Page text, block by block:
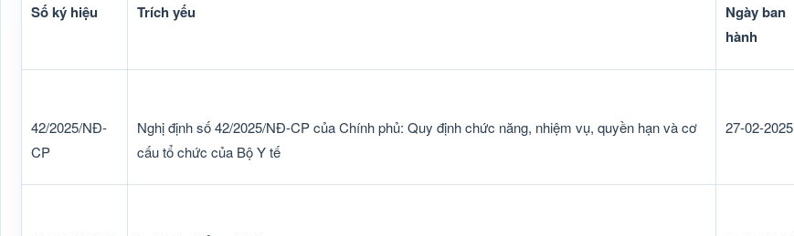
Số ký hiệu Trích yếu
Ngày ban
hành
42/2025/NĐ-
CP
Nghị định số 42/2025/NĐ-CP của Chính phủ: Quy định chức năng, nhiệm vụ, quyền hạn và cơ
cấu tổ chức của Bộ Y tế
27-02-2025